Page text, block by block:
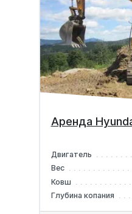
Аренда
Двигатель
Вес
Ковш
Глубина копания